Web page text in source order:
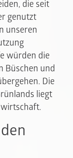
die seit
genutzt
unseren
würden die
Büschen und
Die
liegt